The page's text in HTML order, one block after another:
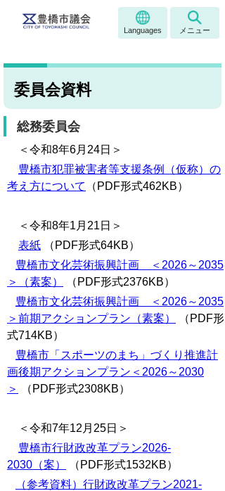
Languages メニュー
委員会資料
総務委員会
＜令和8年6月24日＞
豊橋市犯罪被害者等支援条例（仮称）の
考え方について
（PDF形式462KB）
＜令和8年1月21日＞
表紙 （PDF形式64KB）
豊橋市文化芸術振興計画 ＜2026～2035
＞（素案）
（PDF形式2376KB）
豊橋市文化芸術振興計画 ＜2026～2035
＞前期アクションプラン（素案）
（PDF形
式714KB）
豊橋市「スポーツのまち」づくり推進計
画後期アクションプラン＜2026～2030
＞
（PDF形式2308KB）
＜令和7年12月25日＞
豊橋市行財政改革プラン2026-
2030（案）
（PDF形式1532KB）
（参考資料）行財政改革プラン2021-